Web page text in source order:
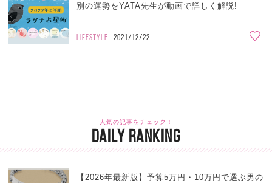
別の運勢をYATA先生が動画で詳しく解説!
LIFESTYLE 2021/12/22
人気の記事をチェック！
DAILY RANKING
【2026年最新版】予算5万円・10万円で選ぶ男の